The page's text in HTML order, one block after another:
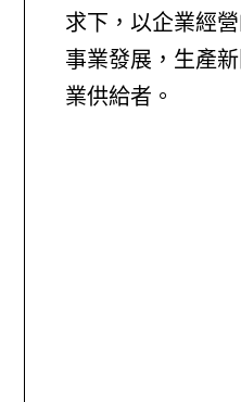
求下，以企業經
事業發展，生產
業供給者。